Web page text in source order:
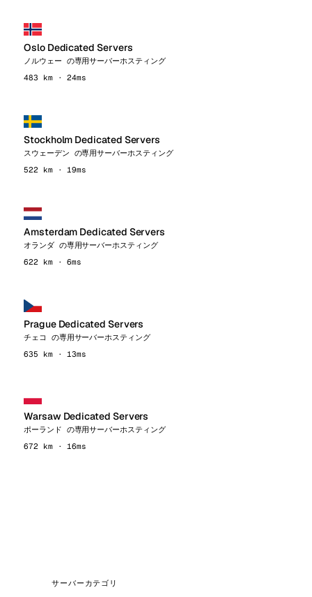
Oslo Dedicated Servers
ノルウェー の専用サーバーホスティング
483 km · 24ms
Stockholm Dedicated Servers
スウェーデン の専用サーバーホスティング
522 km · 19ms
Amsterdam Dedicated Servers
オランダ の専用サーバーホスティング
622 km · 6ms
Prague Dedicated Servers
チェコ の専用サーバーホスティング
635 km · 13ms
Warsaw Dedicated Servers
ポーランド の専用サーバーホスティング
672 km · 16ms
サーバーカテゴリ